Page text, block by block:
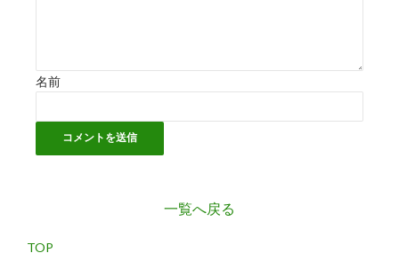
名前
一覧へ戻る
TOP